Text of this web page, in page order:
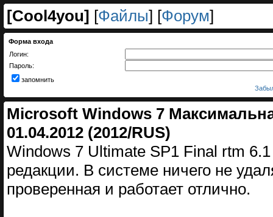
[Cool4you] [Файлы] [Форум]
Форма входа
Логин:
Пароль:
запомнить
Microsoft Windows 7
01.04.2012 (2012/RUS)
Windows 7 Ultimate SP1 Final rtm
редакции. В системе ничего не
проверенная и работает отлично.